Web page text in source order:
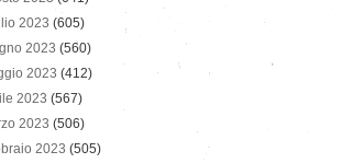
2023 (605)
2023 (560)
2023 (412)
2023 (567)
2023 (506)
2023 (505)